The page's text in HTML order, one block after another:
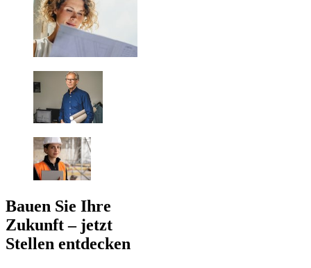
Bauen Sie Ihre
Zukunft – jetzt
Stellen entdecken